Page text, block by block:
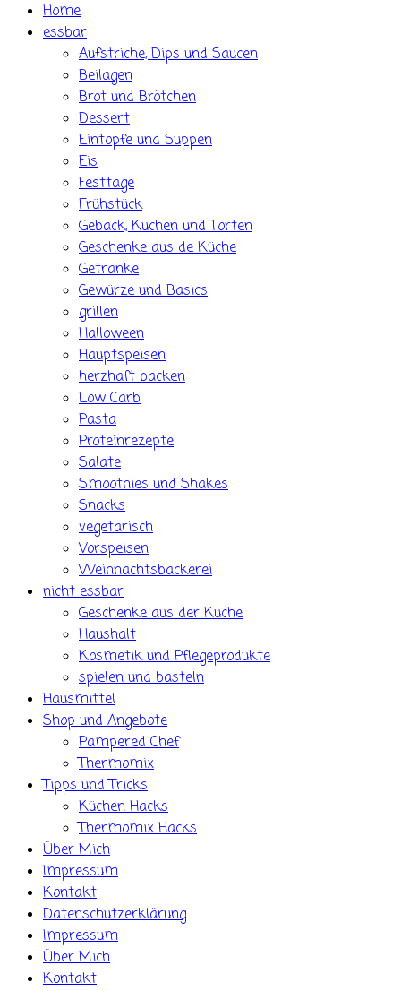
Home
essbar
Aufstriche, Dips und Saucen
Beilagen
Brot und Brötchen
Dessert
Eintöpfe und Suppen
Eis
Festtage
Frühstück
Gebäck, Kuchen und Torten
Geschenke aus de Küche
Getränke
Gewürze und Basics
grillen
Halloween
Hauptspeisen
herzhaft backen
Low Carb
Pasta
Proteinrezepte
Salate
Smoothies und Shakes
Snacks
vegetarisch
Vorspeisen
Weihnachtsbäckerei
nicht essbar
Geschenke aus der Küche
Haushalt
Kosmetik und Pflegeprodukte
spielen und basteln
Hausmittel
Shop und Angebote
Pampered Chef
Thermomix
Tipps und Tricks
Küchen Hacks
Thermomix Hacks
Über Mich
Impressum
Kontakt
Datenschutzerklärung
Impressum
Über Mich
Kontakt